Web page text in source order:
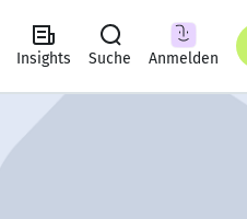
Insights Suche Anmelden